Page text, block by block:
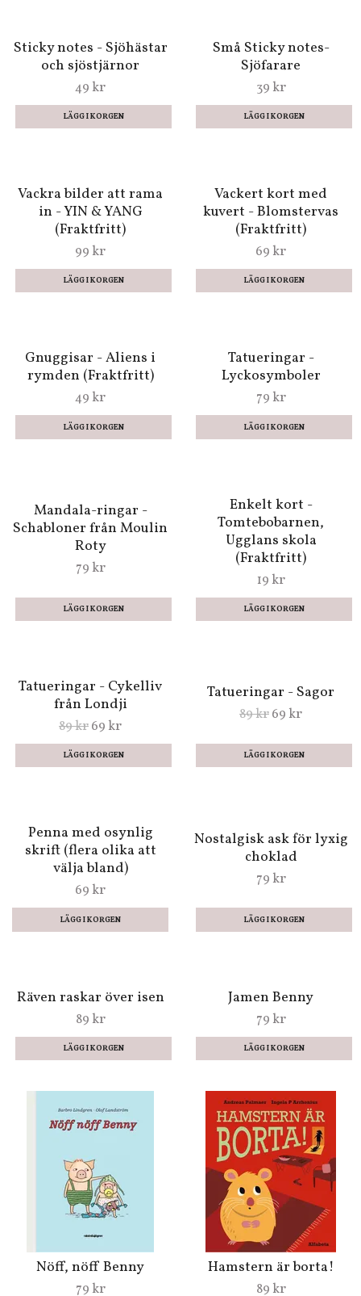
Kärlekskungen
99 kr 79 kr
Härliga sudd - Sushi
99 kr
Sticky notes - Sjöhästar
och sjöstjärnor
49 kr
Små Sticky notes-
Sjöfarare
39 kr
in - YIN & YANG
(Fraktfritt)
99 kr
kuvert - Blomstervas
(Fraktfritt)
69 kr
rymden (Fraktfritt)
49 kr
Tatueringar -
Lyckosymboler
79 kr
Roty
79 kr
(Fraktfritt)
19 kr
Tatueringar - Cykelliv
från Londji
89 kr69 kr
Tatueringar - Sagor
89 kr69 kr
skrift (flera olika att
välja bland)
69 kr
choklad
79 kr
Räven raskar över isen
89 kr
Jamen Benny
79 kr